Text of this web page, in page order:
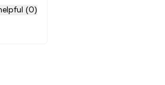
(0)